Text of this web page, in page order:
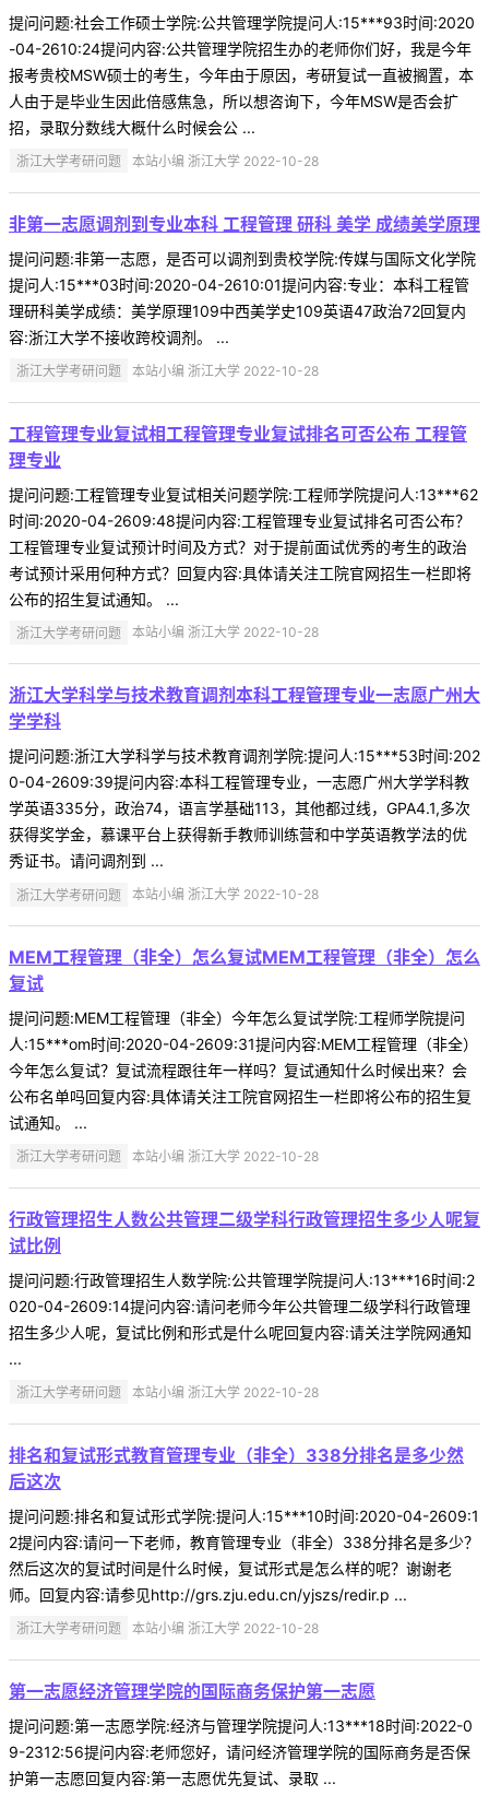
提问问题:社会工作硕士学院:公共管理学院提问人:15***93时间:2020
-04-2610:24提问内容:公共管理学院招生办的老师你们好，我是今年
报考贵校MSW硕士的考生，今年由于原因，考研复试一直被搁置，本
人由于是毕业生因此倍感焦急，所以想咨询下，今年MSW是否会扩
招，录取分数线大概什么时候会公 ...
浙江大学考研问题 本站小编 浙江大学 2022-10-28
非第一志愿调剂到专业本科 工程管理 研科 美学 成绩美学原理
提问问题:非第一志愿，是否可以调剂到贵校学院:传媒与国际文化学院
提问人:15***03时间:2020-04-2610:01提问内容:专业：本科工程管
理研科美学成绩：美学原理109中西美学史109英语47政治72回复内
容:浙江大学不接收跨校调剂。 ...
浙江大学考研问题 本站小编 浙江大学 2022-10-28
工程管理专业复试相工程管理专业复试排名可否公布 工程管
理专业
提问问题:工程管理专业复试相关问题学院:工程师学院提问人:13***62
时间:2020-04-2609:48提问内容:工程管理专业复试排名可否公布？
工程管理专业复试预计时间及方式？对于提前面试优秀的考生的政治
考试预计采用何种方式？回复内容:具体请关注工院官网招生一栏即将
公布的招生复试通知。 ...
浙江大学考研问题 本站小编 浙江大学 2022-10-28
浙江大学科学与技术教育调剂本科工程管理专业一志愿广州大
学学科
提问问题:浙江大学科学与技术教育调剂学院:提问人:15***53时间:202
0-04-2609:39提问内容:本科工程管理专业，一志愿广州大学学科教
学英语335分，政治74，语言学基础113，其他都过线，GPA4.1,多次
获得奖学金，慕课平台上获得新手教师训练营和中学英语教学法的优
秀证书。请问调剂到 ...
浙江大学考研问题 本站小编 浙江大学 2022-10-28
MEM工程管理（非全）怎么复试MEM工程管理（非全）怎么
复试
提问问题:MEM工程管理（非全）今年怎么复试学院:工程师学院提问
人:15***om时间:2020-04-2609:31提问内容:MEM工程管理（非全）
今年怎么复试？复试流程跟往年一样吗？复试通知什么时候出来？会
公布名单吗回复内容:具体请关注工院官网招生一栏即将公布的招生复
试通知。 ...
浙江大学考研问题 本站小编 浙江大学 2022-10-28
行政管理招生人数公共管理二级学科行政管理招生多少人呢复
试比例
提问问题:行政管理招生人数学院:公共管理学院提问人:13***16时间:2
020-04-2609:14提问内容:请问老师今年公共管理二级学科行政管理
招生多少人呢，复试比例和形式是什么呢回复内容:请关注学院网通知
...
浙江大学考研问题 本站小编 浙江大学 2022-10-28
排名和复试形式教育管理专业（非全）338分排名是多少然
后这次
提问问题:排名和复试形式学院:提问人:15***10时间:2020-04-2609:1
2提问内容:请问一下老师，教育管理专业（非全）338分排名是多少？
然后这次的复试时间是什么时候，复试形式是怎么样的呢？谢谢老
师。回复内容:请参见http://grs.zju.edu.cn/yjszs/redir.p ...
浙江大学考研问题 本站小编 浙江大学 2022-10-28
第一志愿经济管理学院的国际商务保护第一志愿
提问问题:第一志愿学院:经济与管理学院提问人:13***18时间:2022-0
9-2312:56提问内容:老师您好，请问经济管理学院的国际商务是否保
护第一志愿回复内容:第一志愿优先复试、录取 ...